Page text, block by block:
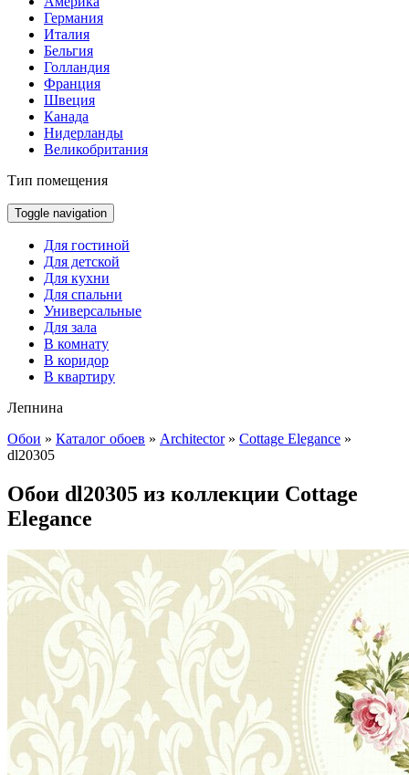
Германия
Италия
Бельгия
Голландия
Франция
Швеция
Канада
Нидерланды
Великобритания
Тип помещения
Toggle navigation
Для гостиной
Для детской
Для кухни
Для спальни
Универсальные
Для зала
В комнату
В коридор
В квартиру
Лепнина
Обои » Каталог обоев » Architector» Cottage Elegance »
dl20305
Обои dl20305 из коллекции Cottage
Elegance